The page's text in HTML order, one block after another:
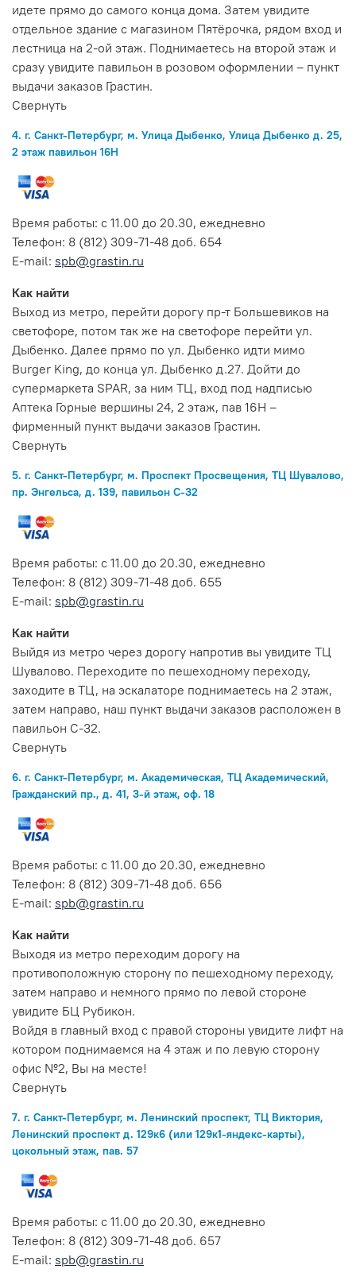
идете прямо до самого конца дома. Затем увидите
отдельное здание с магазином Пятёрочка, рядом вход и
лестница на 2-ой этаж. Поднимаетесь на второй этаж и
сразу увидите павильон в розовом оформлении – пункт
выдачи заказов Грастин.
Свернуть
4. г. Санкт-Петербург, м. Улица Дыбенко, Улица Дыбенко д. 25,
2 этаж павильон 16Н
Время работы: с 11.00 до 20.30, ежедневно
Телефон: 8 (812) 309-71-48 доб. 654
E-mail: spb@grastin.ru
Как найти
Выход из метро, перейти дорогу пр-т Большевиков на
светофоре, потом так же на светофоре перейти ул.
Дыбенко. Далее прямо по ул. Дыбенко идти мимо
Burger King, до конца ул. Дыбенко д.27. Дойти до
супермаркета SPAR, за ним ТЦ, вход под надписью
Аптека Горные вершины 24, 2 этаж, пав 16Н –
фирменный пункт выдачи заказов Грастин.
Свернуть
5. г. Санкт-Петербург, м. Проспект Просвещения, ТЦ Шувалово,
пр. Энгельса, д. 139, павильон С-32
Время работы: с 11.00 до 20.30, ежедневно
Телефон: 8 (812) 309-71-48 доб. 655
E-mail: spb@grastin.ru
Как найти
Выйдя из метро через дорогу напротив вы увидите ТЦ
Шувалово. Переходите по пешеходному переходу,
заходите в ТЦ, на эскалаторе поднимаетесь на 2 этаж,
затем направо, наш пункт выдачи заказов расположен в
павильон С-32.
Свернуть
6. г. Санкт-Петербург, м. Академическая, ТЦ Академический,
Гражданский пр., д. 41, 3-й этаж, оф. 18
Время работы: с 11.00 до 20.30, ежедневно
Телефон: 8 (812) 309-71-48 доб. 656
E-mail: spb@grastin.ru
Как найти
Выходя из метро переходим дорогу на
противоположную сторону по пешеходному переходу,
затем направо и немного прямо по левой стороне
увидите БЦ Рубикон.
Войдя в главный вход с правой стороны увидите лифт на
котором поднимаемся на 4 этаж и по левую сторону
офис №2, Вы на месте!
Свернуть
7. г. Санкт-Петербург, м. Ленинский проспект, ТЦ Виктория,
Ленинский проспект д. 129к6 (или 129к1-яндекс-карты),
цокольный этаж, пав. 57
Время работы: с 11.00 до 20.30, ежедневно
Телефон: 8 (812) 309-71-48 доб. 657
E-mail: spb@grastin.ru